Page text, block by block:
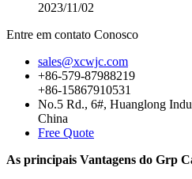
2023/11/02
Entre em contato Conosco
sales@xcwjc.com
+86-579-87988219
+86-15867910531
No.5 Rd., 6#, Huanglong
China
Free Quote
As principais Vantagens do Grp